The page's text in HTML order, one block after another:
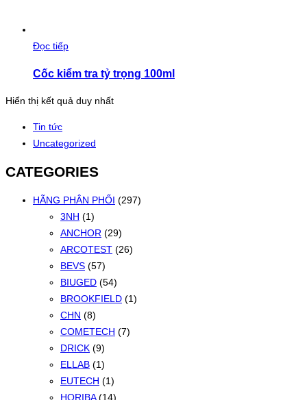
Đọc tiếp
Cốc kiểm tra tỷ trọng 100ml
Hiển thị kết quả duy nhất
Tin tức
Uncategorized
CATEGORIES
HÃNG PHÂN PHỐI (297)
3NH (1)
ANCHOR (29)
ARCOTEST (26)
BEVS (57)
BIUGED (54)
BROOKFIELD (1)
CHN (8)
COMETECH (7)
DRICK (9)
ELLAB (1)
EUTECH (1)
HORIBA (14)